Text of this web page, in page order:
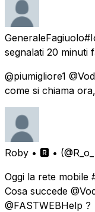
segnalati 20 minuti
@piumigliore1
come si chiama
Roby • 🆁 •
Oggi la rete mobile
Cosa succede
@FASTWEBHelp ?